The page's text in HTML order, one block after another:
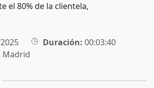
el 80% de la clientela,
Duración: 00:03:40
Madrid